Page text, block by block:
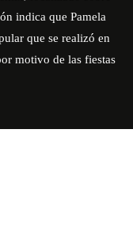
indica que Pamela
que se realizó en
motivo de las fiestas